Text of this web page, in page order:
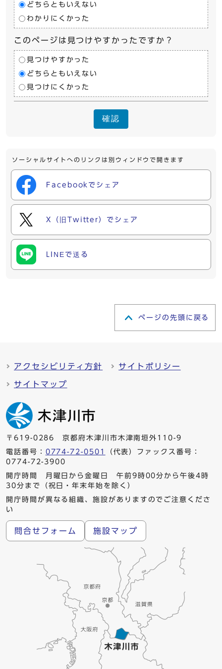
どちらともいえない
わかりにくかった
このページは見つけやすかったですか？
見つけやすかった
どちらともいえない
見つけにくかった
確認
ソーシャルサイトへのリンクは別ウィンドウで開きます
Facebookでシェア
X（旧Twitter）でシェア
LINEで送る
ページの先頭に戻る
アクセシビリティ方針 サイトポリシー
サイトマップ
〒619-0286 京都府木津川市木津南垣外110-9
電話番号： 0774-72-0501
（代表）ファックス番号：
0774-72-3900
開庁時間 月曜日から金曜日 午前9時00分から午後4時
30分まで（祝日・年末年始を除く）
開庁時間が異なる組織、施設がありますのでご注意くださ
い
問合せフォーム 施設マップ